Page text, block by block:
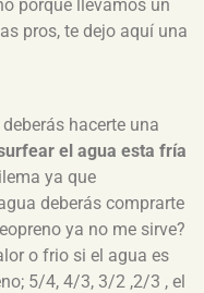
porque llevamos un
pros, te dejo aquí una
hacerte una
el agua esta fría
ya que
deberás comprarte
ya no me sirve?
o frio si el agua es
5/4, 4/3, 3/2 ,2/3 , el